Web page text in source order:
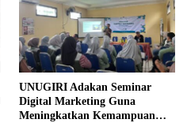
UNUGIRI Adakan Seminar
Digital Marketing Guna
Meningkatkan Kemampuan